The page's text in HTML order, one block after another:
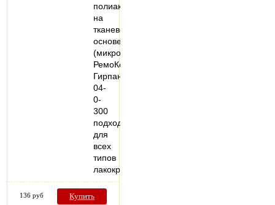
полиакрила
на
тканевой
основе
(микроволокно)
РемоКолор
Гирпан
04-
0-
300
подходит
для
всех
типов
лакокрасочных…
136 руб Купить